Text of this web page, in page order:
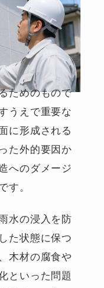
ためのもので
うえで重要な
に形成される
た外的要因か
へのダメージ
す。
水の浸入を防
た状態に保つ
木材の腐食や
といった問題